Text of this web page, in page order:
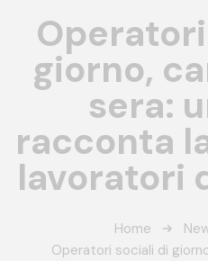
giorno,
sera:
racconta
lavoratori
Home
Operatori sociali di